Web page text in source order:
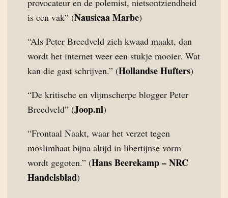
provocateur en de polemist, nietsontziendheid
is een vak” (Nausicaa Marbe)
“Als Peter Breedveld zich kwaad maakt, dan
wordt het internet weer een stukje mooier. Wat
kan die gast schrijven.” (Hollandse Hufters)
“De kritische en vlijmscherpe blogger Peter
Breedveld” (Joop.nl)
“Frontaal Naakt, waar het verzet tegen
moslimhaat bijna altijd in libertijnse vorm
wordt gegoten.” (Hans Beerekamp – NRC
Handelsblad)